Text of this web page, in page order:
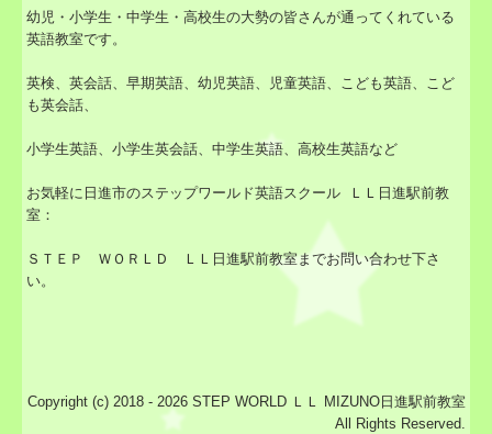
幼児・小学生・中学生・高校生の大勢の皆さんが通ってくれている
英語教室です。
英検、英会話、早期英語、幼児英語、児童英語、こども英語、こど
も英会話、
小学生英語、小学生英会話、中学生英語、高校生英語など
お気軽に日進市のステップワールド英語スクール ＬＬ日進駅前教
室：
ＳＴＥＰ ＷＯＲＬＤ ＬＬ日進駅前教室までお問い合わせ下さ
い。
Copyright (c) 2018 - 2026 STEP WORLD ＬＬ MIZUNO日進駅前教室
All Rights Reserved.